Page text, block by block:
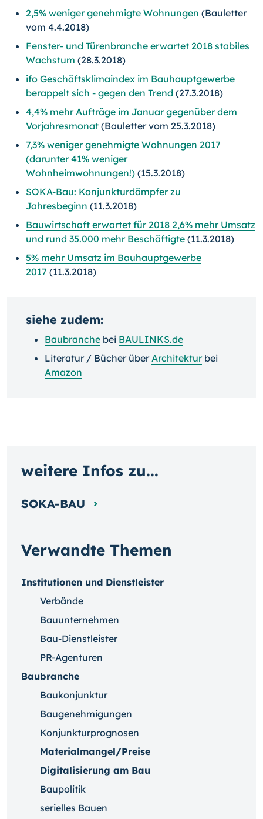
2,5% weniger genehmigte Wohnungen (Bauletter
vom 4.4.2018)
Fenster- und Türenbranche erwartet 2018 stabiles
Wachstum (28.3.2018)
ifo Geschäftsklimaindex im Bauhauptgewerbe
berappelt sich - gegen den Trend (27.3.2018)
4,4% mehr Aufträge im Januar gegenüber dem
Vorjahresmonat (Bauletter vom 25.3.2018)
7,3% weniger genehmigte Wohnungen 2017
(darunter 41% weniger
Wohnheimwohnungen!) (15.3.2018)
SOKA-Bau: Konjunkturdämpfer zu
Jahresbeginn (11.3.2018)
Bauwirtschaft erwartet für 2018 2,6% mehr Umsatz
und rund 35.000 mehr Beschäftigte (11.3.2018)
5% mehr Umsatz im Bauhauptgewerbe
2017 (11.3.2018)
siehe zudem:
Baubranche bei BAULINKS.de
Literatur / Bücher über Architekturbei
Amazon
Verwandte Themen
Institutionen und Dienstleister
Verbände
Bauunternehmen
Bau-Dienstleister
PR-Agenturen
Baubranche
Baukonjunktur
Baugenehmigungen
Konjunkturprognosen
Materialmangel/Preise
Digitalisierung am Bau
Baupolitik
serielles Bauen
weitere Infos zu...
SOKA-BAU